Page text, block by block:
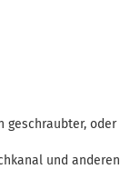
geschraubter, oder
und anderen